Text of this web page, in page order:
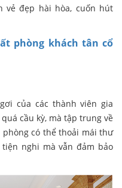
vẻ đẹp hài hòa, cuốn hút
phòng khách tân cổ
của các thành viên gia
cầu kỳ, mà tập trung về
có thể thoải mái thư
nghi mà vẫn đảm bảo